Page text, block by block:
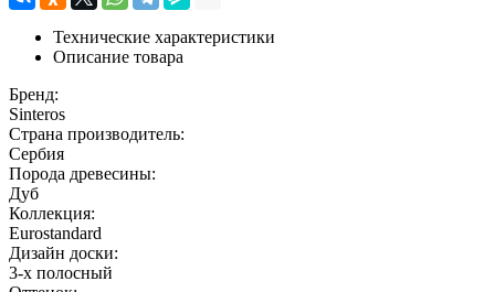
Технические характеристики
Описание товара
Бренд:
Sinteros
Страна производитель:
Сербия
Порода древесины:
Дуб
Коллекция:
Eurostandard
Дизайн доски:
3-х полосный